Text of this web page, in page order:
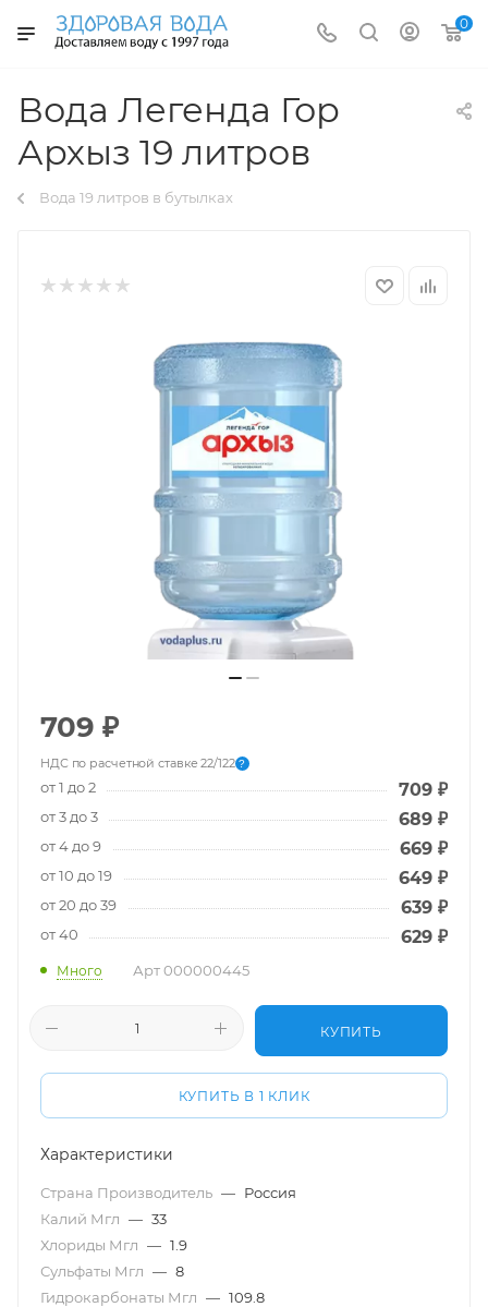
0
Вода Легенда Гор
Архыз 19 литров
Вода 19 литров в бутылках
709 ₽
НДС по расчетной ставке 22/122 ?
от 1 до 2 709 ₽
от 3 до 3 689 ₽
от 4 до 9 669 ₽
от 10 до 19 649 ₽
от 20 до 39 639 ₽
от 40 629 ₽
Много Арт000000445
КУПИТЬ
КУПИТЬ В 1 КЛИК
Характеристики
Страна Производитель — Россия
Калий Мгл — 33
Хлориды Мгл — 1.9
Сульфаты Мгл — 8
Гидрокарбонаты Мгл — 109.8